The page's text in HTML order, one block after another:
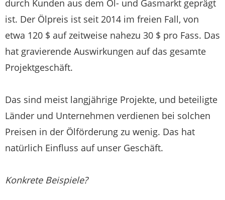
durch Kunden aus dem Öl- und Gasmarkt geprägt
ist. Der Ölpreis ist seit 2014 im freien Fall, von
etwa 120 $ auf zeitweise nahezu 30 $ pro Fass. Das
hat gravierende Auswirkungen auf das gesamte
Projektgeschäft.
Das sind meist langjährige Projekte, und beteiligte
Länder und Unternehmen verdienen bei solchen
Preisen in der Ölförderung zu wenig. Das hat
natürlich Einfluss auf unser Geschäft.
Konkrete Beispiele?